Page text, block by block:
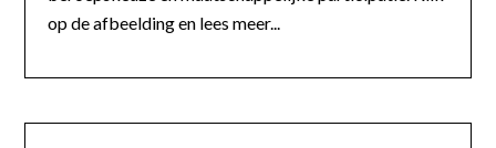
op de afbeelding en lees meer...